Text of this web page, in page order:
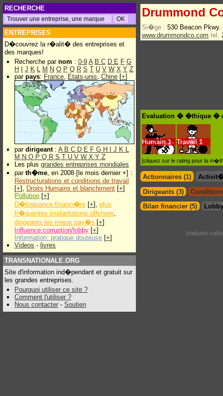
RECHERCHE
ENTREPRISES
D�couvrez la r�alit� des entreprises et
des marques!
Recherche par nom : 0-9 A B C D E F G
H
J K L M N O P Q R S T U V W X Y Z
par pays: France, Etats-unis, Chine [+]
par dirigeant: A B C D E F G H J K L
M N O P Q R S T U V W X Y Z
Les plus grandes entreprises mondiales
par th�me, en 2008 [le mois dernier +] :
Restructurations et conditions de travail
[+], Droits Humains et blanchiment [+]
Pollution [+]
D�linquance financi�re [+], plus
fr�quentes implantations offshore,
dirigeants les mieux pay�s [+]
Influence:corruption/lobby [+]
Information: pratique douteuse [+]
Videos - livres
TRANSNATIONALE.ORG
Site d'information ind�pendant et gratuit sur
les grandes entreprises.
Pourquoi utiliser ce site ?
Comment l'utiliser ?
Nous contacter - Soutien
Drummond
Si�ge : 530 Beacon
www.drummondco.com tel.
Evaluation � �thique �
Humain 1 Travail 1
[cliquez sur le rating pour la
Actionnaires (1)
Dirigeants (3)
Bilan financier (5)
traduire